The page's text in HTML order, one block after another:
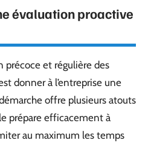
évaluation proactive
précoce et régulière des
donner à l’entreprise une
offre plusieurs atouts
prépare efficacement à
au maximum les temps